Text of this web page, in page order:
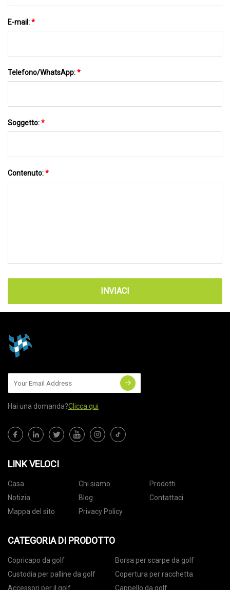
E-mail:*
Telefono/WhatsApp:*
Soggetto:*
Contenuto:*
INVIACI
Hai una domanda?Clicca qui
LINK VELOCI
Casa Chi siamo
Prodotti
Notizia
Blog
Contattaci
Mappa del sito
Privacy Policy
CATEGORIA DI PRODOTTO
Copricapo da golf
Borsa per scarpe da golf
Custodia per palline da golf
Copertura per racchetta
Accessori per il golf
Cappello da golf